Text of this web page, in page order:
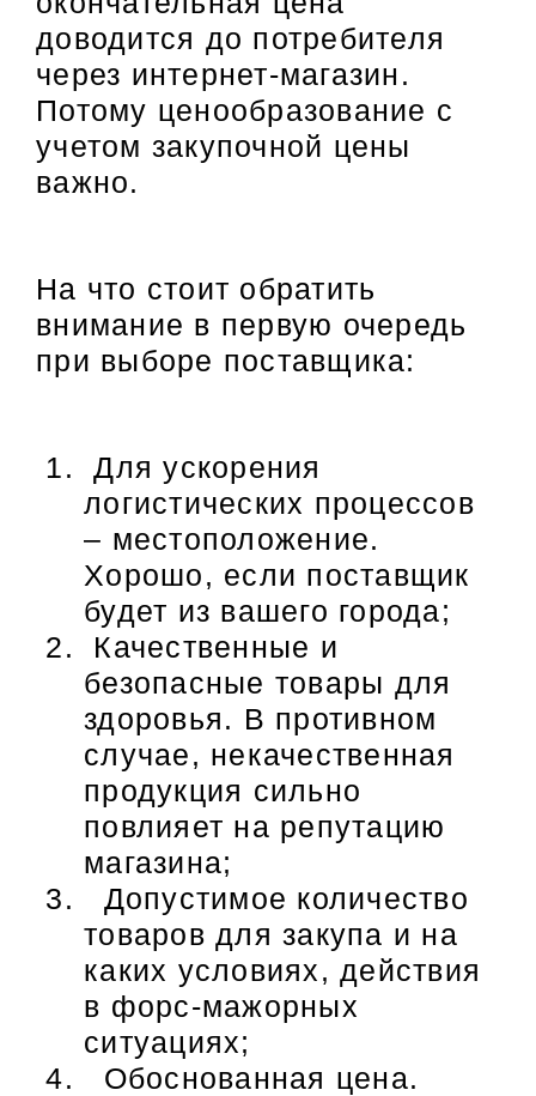
доводится до потребителя
через интернет-магазин.
Потому ценообразование с
учетом закупочной цены
важно.
На что стоит обратить
внимание в первую очередь
при выборе поставщика:
Для ускорения
логистических процессов
– местоположение.
Хорошо, если поставщик
будет из вашего города;
Качественные и
безопасные товары для
здоровья. В противном
случае, некачественная
продукция сильно
повлияет на репутацию
магазина;
Допустимое количество
товаров для закупа и на
каких условиях, действия
в форс-мажорных
ситуациях;
Обоснованная цена.